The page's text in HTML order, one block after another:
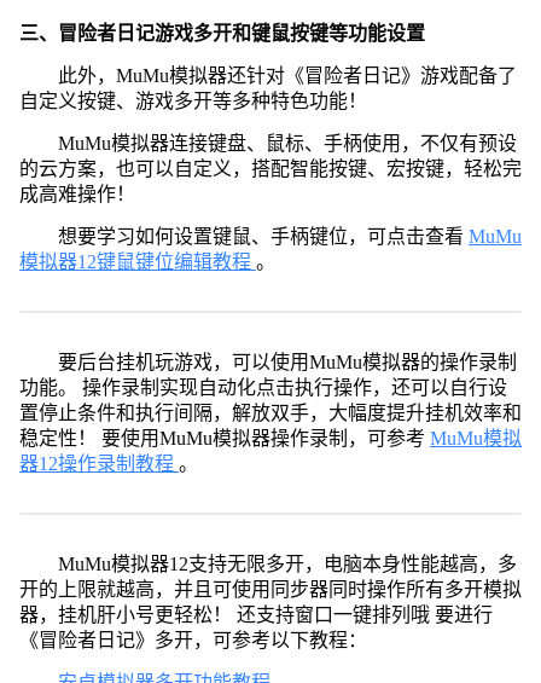
三、冒险者日记游戏多开和键鼠按键等功能设置
此外，MuMu模拟器还针对《冒险者日记》游戏配备了
自定义按键、游戏多开等多种特色功能！
MuMu模拟器连接键盘、鼠标、手柄使用，不仅有预设
的云方案，也可以自定义，搭配智能按键、宏按键，轻松完
成高难操作！
想要学习如何设置键鼠、手柄键位，可点击查看 MuMu
模拟器12键鼠键位编辑教程 。
要后台挂机玩游戏，可以使用MuMu模拟器的操作录制
功能。 操作录制实现自动化点击执行操作，还可以自行设
置停止条件和执行间隔，解放双手，大幅度提升挂机效率和
稳定性！ 要使用MuMu模拟器操作录制，可参考 MuMu模拟
器12操作录制教程 。
MuMu模拟器12支持无限多开，电脑本身性能越高，多
开的上限就越高，并且可使用同步器同时操作所有多开模拟
器，挂机肝小号更轻松！ 还支持窗口一键排列哦 要进行
《冒险者日记》多开，可参考以下教程：